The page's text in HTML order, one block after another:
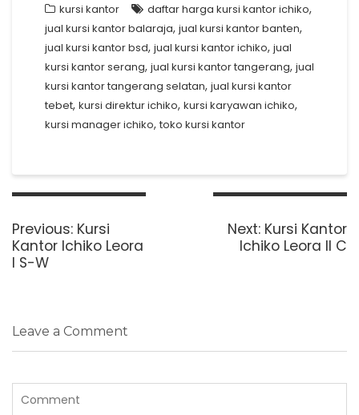
kursi kantor daftar harga kursi kantor ichiko,
jual kursi kantor balaraja, jual kursi kantor banten,
jual kursi kantor bsd, jual kursi kantor ichiko, jual
kursi kantor serang, jual kursi kantor tangerang, jual
kursi kantor tangerang selatan, jual kursi kantor
tebet, kursi direktur ichiko, kursi karyawan ichiko,
kursi manager ichiko, toko kursi kantor
Post
Previous: Previous
post:
Kursi
Kantor Ichiko Leora
I S-W
Next: Next
post:
Kursi Kantor
Ichiko Leora II C
Leave a Comment